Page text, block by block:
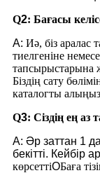
Q2: Бағасы
A: Иә, біз аралас
тиелгеніне
тапсырыстарына
Біздің сату
каталогты
Q3: Сіздің ең
A: Әр заттан 1
бекітті. Кейбір
көрсеттіOБаға